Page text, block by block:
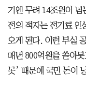
기엔 무려 14조원이 넘
전의 적자는 전기료 인
오게 된다. 이런 부실
매년 800억원을 쏟아
못’ 때문에 국민 돈이